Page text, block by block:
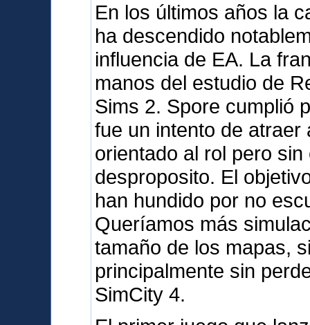
En los últimos años la
ha descendido
influencia de EA. La
manos del estudio de
Sims 2. Spore cumplió
fue un intento de
orientado al rol pero
desproposito. El
han hundido por no
Queríamos más
tamaño de los mapas,
principalmente sin
SimCity 4.